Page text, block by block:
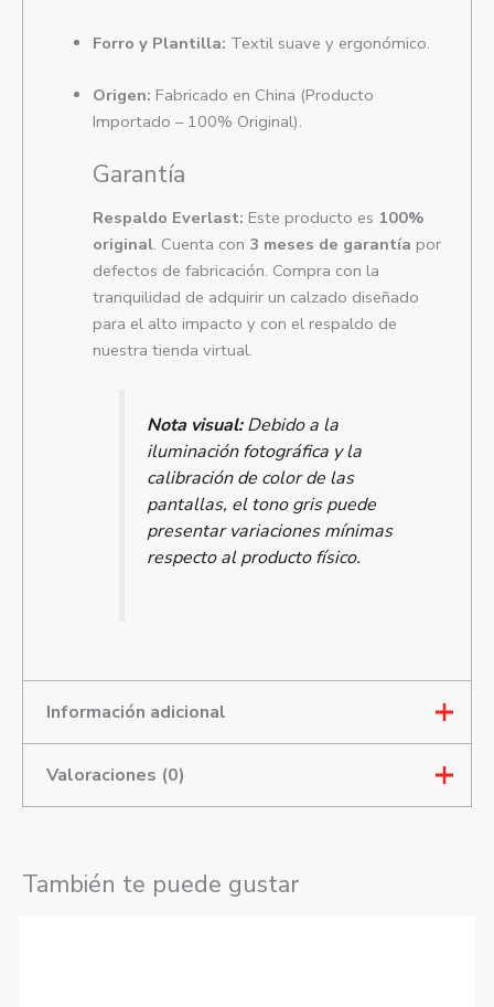
Forro y Plantilla: Textil suave y ergonómico.
Origen: Fabricado en China (Producto
Importado – 100% Original).
Garantía
Respaldo Everlast: Este producto es 100%
original. Cuenta con 3 meses de garantía por
defectos de fabricación. Compra con la
tranquilidad de adquirir un calzado diseñado
para el alto impacto y con el respaldo de
nuestra tienda virtual.
Nota visual:Debido a la
iluminación fotográfica y la
calibración de color de las
pantallas, el tono gris puede
presentar variaciones mínimas
respecto al producto físico.
Información adicional
Talla
Valoraciones (0)
También te puede gustar